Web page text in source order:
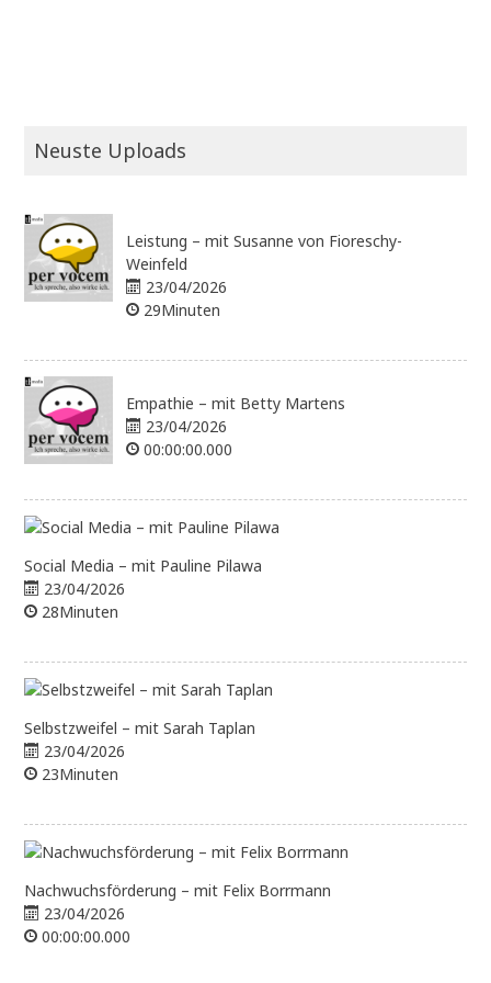
Neuste Uploads
Leistung – mit Susanne von Fioreschy-
Weinfeld
23/04/2026
29Minuten
Empathie – mit Betty Martens
23/04/2026
00:00:00.000
Social Media – mit Pauline Pilawa
23/04/2026
28Minuten
Selbstzweifel – mit Sarah Taplan
23/04/2026
23Minuten
Nachwuchsförderung – mit Felix Borrmann
23/04/2026
00:00:00.000